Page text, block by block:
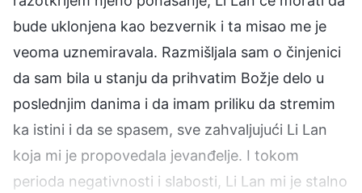
bude uklonjena kao bezvernik i ta misao me je
veoma uznemiravala. Razmišljala sam o činjenici
da sam bila u stanju da prihvatim Božje delo u
poslednjim danima i da imam priliku da stremim
ka istini i da se spasem, sve zahvaljujući Li Lan
koja mi je propovedala jevanđelje. I tokom
perioda negativnosti i slabosti, Li Lan mi je stalno